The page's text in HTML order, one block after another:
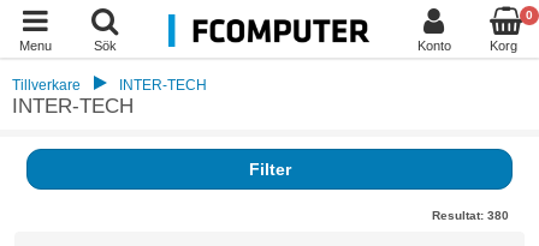
Menu Sök Konto
0
Korg
Tillverkare INTER-TECH
INTER-TECH
Filter
Resultat: 380